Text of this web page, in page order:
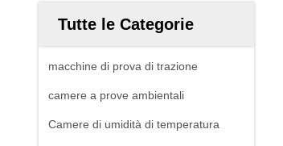
Tutte le Categorie
macchine di prova di trazione
camere a prove ambientali
Camere di umidità di temperatura